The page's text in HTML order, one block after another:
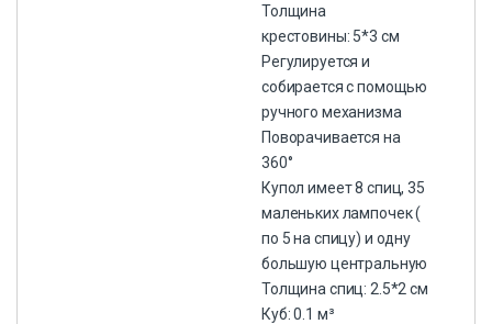
Толщина
крестовины: 5*3 см
Регулируется и
собирается с помощью
ручного механизма
Поворачивается на
360°
Купол имеет 8 спиц, 35
маленьких лампочек (
по 5 на спицу) и одну
большую центральную
Толщина спиц: 2.5*2 см
Куб: 0.1 м³